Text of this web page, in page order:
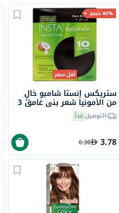
40% خصم
أقل سعر
ستريكس إنستا شامبو خالٍ
من الأمونيا شعر بني غامق 3
التوصيلغداً
3.78
6.30